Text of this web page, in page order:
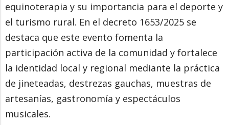
equinoterapia y su importancia para el deporte y
el turismo rural. En el decreto 1653/2025 se
destaca que este evento fomenta la
participación activa de la comunidad y fortalece
la identidad local y regional mediante la práctica
de jineteadas, destrezas gauchas, muestras de
artesanías, gastronomía y espectáculos
musicales.